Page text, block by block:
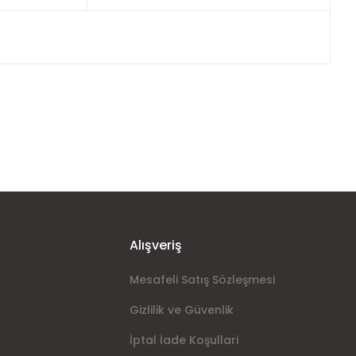
Alışveriş
Mesafeli Satış Sözleşmesi
Gizlilik ve Güvenlik
İptal İade Koşullari